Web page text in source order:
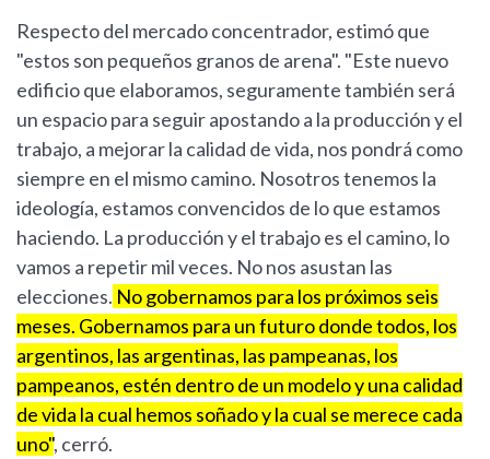
Respecto del mercado concentrador, estimó que
"estos son pequeños granos de arena". "Este nuevo
edificio que elaboramos, seguramente también será
un espacio para seguir apostando a la producción y el
trabajo, a mejorar la calidad de vida, nos pondrá como
siempre en el mismo camino. Nosotros tenemos la
ideología, estamos convencidos de lo que estamos
haciendo. La producción y el trabajo es el camino, lo
vamos a repetir mil veces. No nos asustan las
elecciones. No gobernamos para los próximos seis
meses. Gobernamos para un futuro donde todos, los
argentinos, las argentinas, las pampeanas, los
pampeanos, estén dentro de un modelo y una calidad
de vida la cual hemos soñado y la cual se merece cada
uno", cerró.